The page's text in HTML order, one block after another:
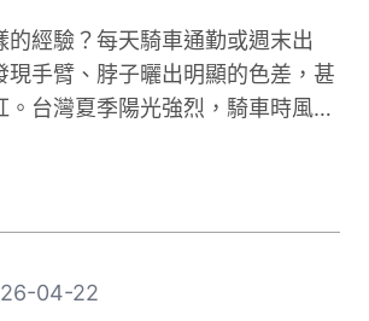
的投資。本文將深入解析機車防
、材質差異、CE認證標準，以及
長途需求進行防摔褲選購。讓你找
與預算的理想選擇。
的經驗？每天騎車通勤或週末出
現手臂、脖子曬出明顯的色差，甚
。台灣夏季陽光強烈，騎車時風吹
車防曬只是愛美的選擇，其實這
、曬黑，甚至加速肌膚老化。別
防護並不複雜！本文將帶你了解
04-22